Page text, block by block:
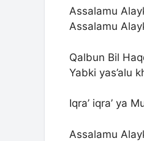
Assalamu
Assalamu
Qalbun Bil
Yabki yas’alu
Iqra’ iqra’ ya
Assalamu